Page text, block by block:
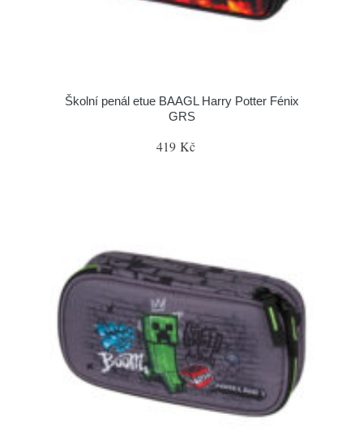
Školní penál etue BAAGL Harry Potter Fénix
GRS
419 Kč